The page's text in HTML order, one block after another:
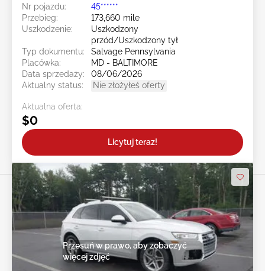
Nr pojazdu:
45******
Przebieg:
173,660 mile
Uszkodzenie:
Uszkodzony
przód/Uszkodzony tył
Typ dokumentu:
Salvage Pennsylvania
Placówka:
MD - BALTIMORE
Data sprzedaży:
08/06/2026
Aktualny status:
Nie złożyłeś oferty
Aktualna oferta:
$0
Licytuj teraz!
Przesuń w prawo, aby zobaczyć
więcej zdjęć